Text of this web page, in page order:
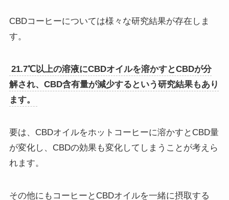
CBDコーヒーについては様々な研究結果が存在しま
す。
21.7℃以上の溶液にCBDオイルを溶かすとCBDが分
解され、CBD含有量が減少するという研究結果もあり
ます。
要は、CBDオイルをホットコーヒーに溶かすとCBD量
が変化し、CBDの効果も変化してしまうことが考えら
れます。
その他にもコーヒーとCBDオイルを一緒に摂取する